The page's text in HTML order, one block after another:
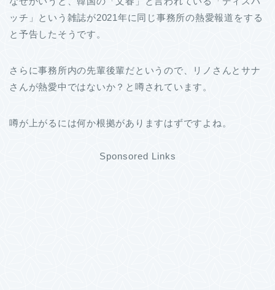
ッチ」という雑誌が2021年に同じ事務所の熱愛報道をする
と予告したそうです。
さらに事務所内の先輩後輩だというので、リノさんとサナ
さんが熱愛中ではないか？と噂されています。
噂が上がるには何か根拠がありますはずですよね。
Sponsored Links